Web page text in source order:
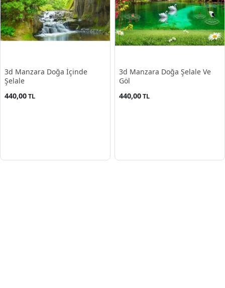
3d Manzara Doğa İçinde
Şelale
440,00TL
3d Manzara Doğa Şelale Ve
Göl
440,00TL